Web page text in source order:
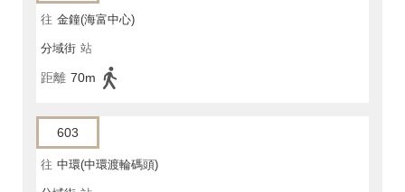
往 金鐘(海富中心)
分域街 站
距離 70m
603
往 中環(中環渡輪碼頭)